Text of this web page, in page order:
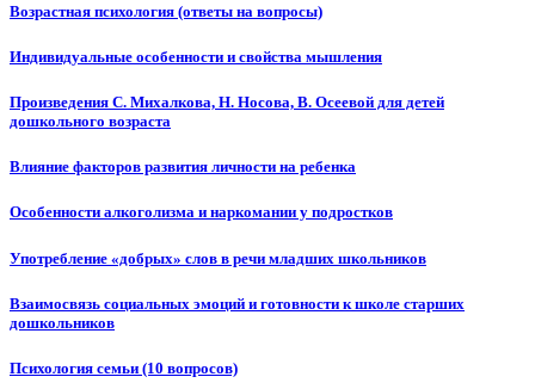
Возрастная психология (ответы на вопросы)
Индивидуальные особенности и свойства мышления
Произведения С. Михалкова, Н. Носова, В. Осеевой для детей
дошкольного возраста
Влияние факторов развития личности на ребенка
Особенности алкоголизма и наркомании у подростков
Употребление «добрых» слов в речи младших школьников
Взаимосвязь социальных эмоций и готовности к школе старших
дошкольников
Психология семьи (10 вопросов)